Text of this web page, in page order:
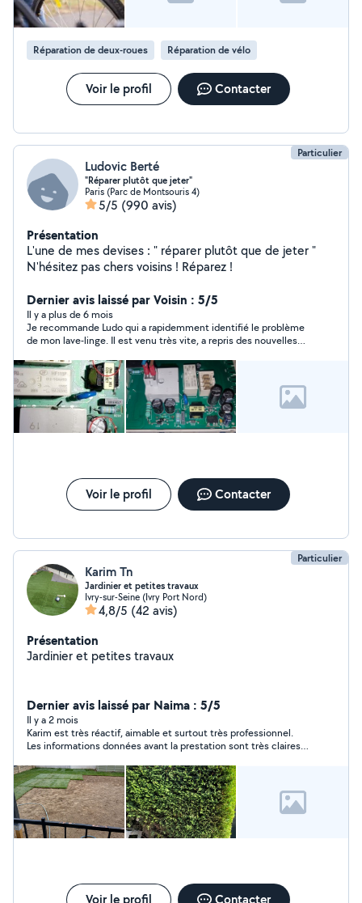
Réparation de deux-roues Réparation de vélo
Voir le profil Contacter
Particulier
Ludovic Berté
"Réparer plutôt que jeter"
Paris (Parc de Montsouris 4)
5/5 (990 avis)
Présentation
L'une de mes devises : " réparer plutôt que de jeter "
N'hésitez pas chers voisins ! Réparez !
Dernier avis laissé par Voisin : 5/5
Il y a plus de 6 mois
Je recommande Ludo qui a rapidemment identifié le problème
de mon lave-linge. Il est venu très vite, a repris des nouvelles
et n'hésiterais pas à le recontacter pour donner une seconde
vie à mon électroménager en cas de besoin.
Voir le profil Contacter
Particulier
Karim Tn
Jardinier et petites travaux
Ivry-sur-Seine (Ivry Port Nord)
4,8/5 (42 avis)
Présentation
Jardinier et petites travaux
Dernier avis laissé par Naima : 5/5
Il y a 2 mois
Karim est très réactif, aimable et surtout très professionnel.
Les informations données avant la prestation sont très claires .
Je ne peux que le recommander et ferai de nouveau appel à lui
sans aucune hésitation. Merci encore Karim pour cette
efficacité !
Voir le profil Contacter